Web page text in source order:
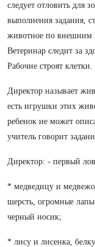
следует отловить для
выполнения задания,
животное по внешним
Ветеринар следит за
Рабочие строят клетки.
Директор называет
есть игрушки этих
ребенок не может
учитель говорит
Директор: - первый
* медведицу и
шерсть, огромные
черный носик;
* лису и лисенка,